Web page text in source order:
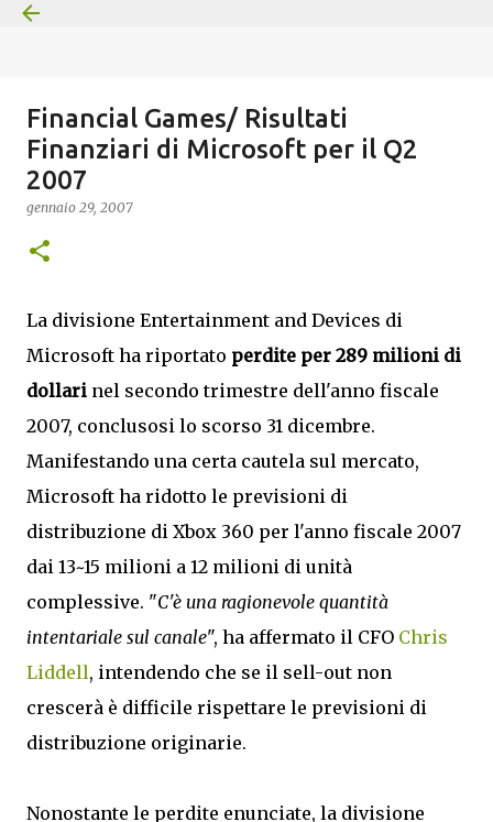
Financial Games/ Risultati
Finanziari di Microsoft per il Q2
2007
gennaio 29, 2007
La divisione Entertainment and Devices di
Microsoft ha riportato perdite per 289 milioni di
dollari nel secondo trimestre dell'anno fiscale
2007, conclusosi lo scorso 31 dicembre.
Manifestando una certa cautela sul mercato,
Microsoft ha ridotto le previsioni di
distribuzione di Xbox 360 per l'anno fiscale 2007
dai 13~15 milioni a 12 milioni di unità
complessive. "C'è una ragionevole quantità
intentariale sul canale", ha affermato il CFO Chris
Liddell, intendendo che se il sell-out non
crescerà è difficile rispettare le previsioni di
distribuzione originarie.
Nonostante le perdite enunciate, la divisione